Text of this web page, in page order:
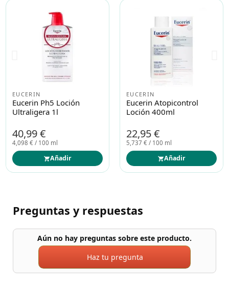
EUCERIN
Eucerin Ph5 Loción
Ultraligera 1l
40,99 €
4,098 € / 100 ml
Añadir
EUCERIN
Eucerin Atopicontrol
Loción 400ml
22,95 €
5,737 € / 100 ml
Añadir
Preguntas y respuestas
Aún no hay preguntas sobre este producto.
Haz tu pregunta